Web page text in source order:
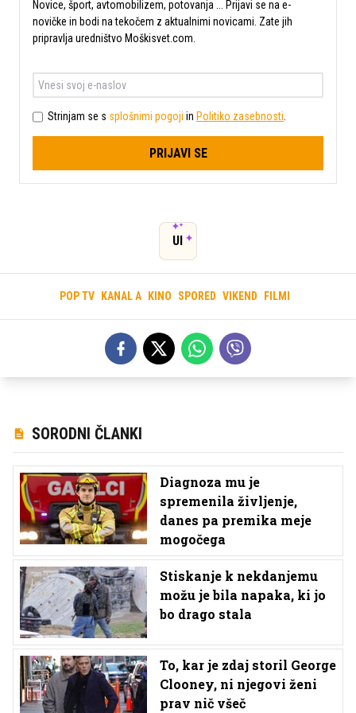
Novice, šport, avtomobilizem, potovanja ... Prijavi se na e-
novičke in bodi na tekočem z aktualnimi novicami. Zate jih
pripravlja uredništvo Moškisvet.com.
Strinjam se s splošnimi pogoji in Politiko zasebnosti.
PRIJAVI SE
UI
POP TV KANAL A KINO SPORED VIKEND FILMI
SORODNI ČLANKI
Diagnoza mu je
spremenila življenje,
danes pa premika meje
mogočega
Stiskanje k nekdanjemu
možu je bila napaka, ki jo
bo drago stala
To, kar je zdaj storil George
Clooney, ni njegovi ženi
prav nič všeč